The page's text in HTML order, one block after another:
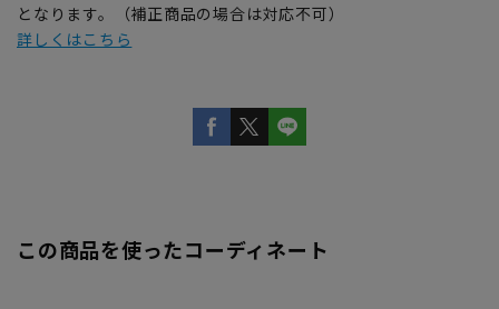
となります。（補正商品の場合は対応不可）
詳しくはこちら
この商品を使ったコーディネート